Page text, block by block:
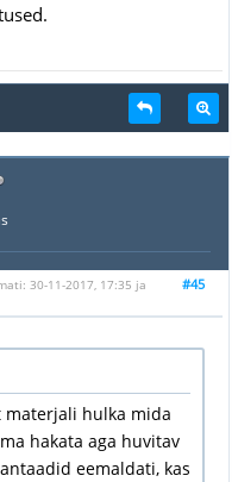
#45
30-11-2017, 17:35 ja
materjali hulka mida
hakata aga huvitav
eemaldati, kas